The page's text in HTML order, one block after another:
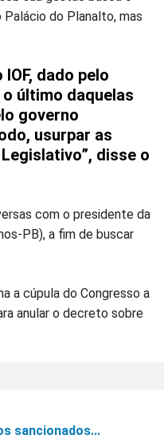
do Planalto, mas
dado pelo
último daquelas
governo
usurpar as
disse o
com o presidente da
PB), a fim de buscar
a cúpula do Congresso a
anular o decreto sobre
sancionados...